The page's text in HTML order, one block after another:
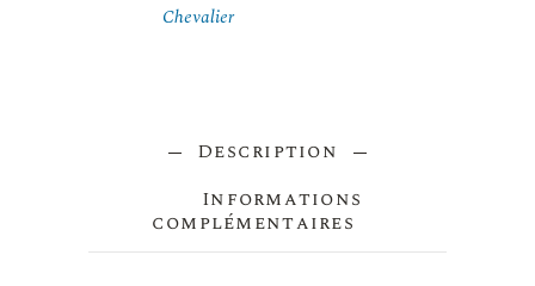
Chevalier
Description
Informations
complémentaires